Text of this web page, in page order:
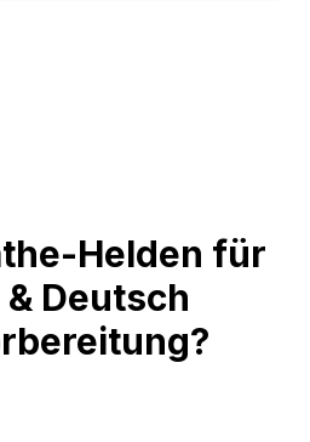
Helden für
Deutsch